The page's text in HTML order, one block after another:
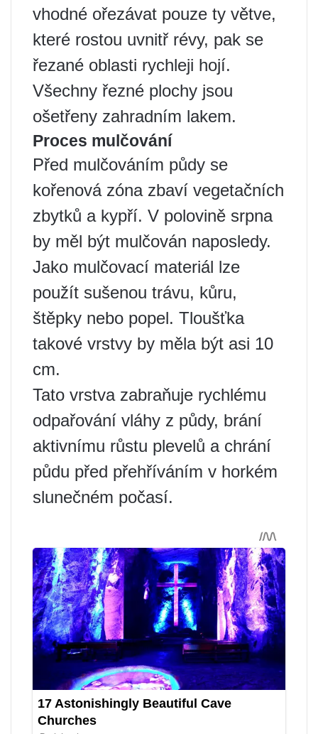
vhodné ořezávat pouze ty větve,
které rostou uvnitř révy, pak se
řezané oblasti rychleji hojí.
Všechny řezné plochy jsou
ošetřeny zahradním lakem.
Proces mulčování
Před mulčováním půdy se
kořenová zóna zbaví vegetačních
zbytků a kypří. V polovině srpna
by měl být mulčován naposledy.
Jako mulčovací materiál lze
použít sušenou trávu, kůru,
štěpky nebo popel. Tloušťka
takové vrstvy by měla být asi 10
cm.
Tato vrstva zabraňuje rychlému
odpařování vláhy z půdy, brání
aktivnímu růstu plevelů a chrání
půdu před přehříváním v horkém
slunečném počasí.